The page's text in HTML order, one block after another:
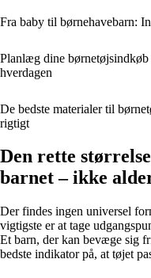
Fra baby til børnehavebarn:
Planlæg dine
hverdagen
De bedste materialer til
rigtigt
Den rette
barnet – ikke
Der findes ingen universel
vigtigste er at tage
Et barn, der kan bevæge sig
bedste indikator på, at tøjet